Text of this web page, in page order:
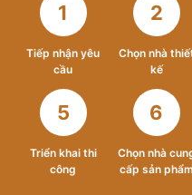
1
Tiếp nhận yêu
cầu
2
Chọn nhà
kế
5
Triển khai thi
công
6
Chọn nhà
cấp sản phẩm